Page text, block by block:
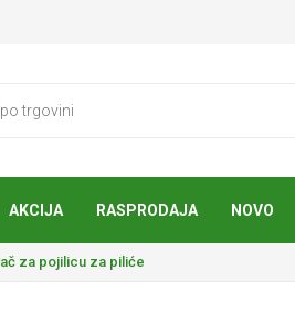
AKCIJA RASPRODAJA NOVO
za pojilicu za piliće